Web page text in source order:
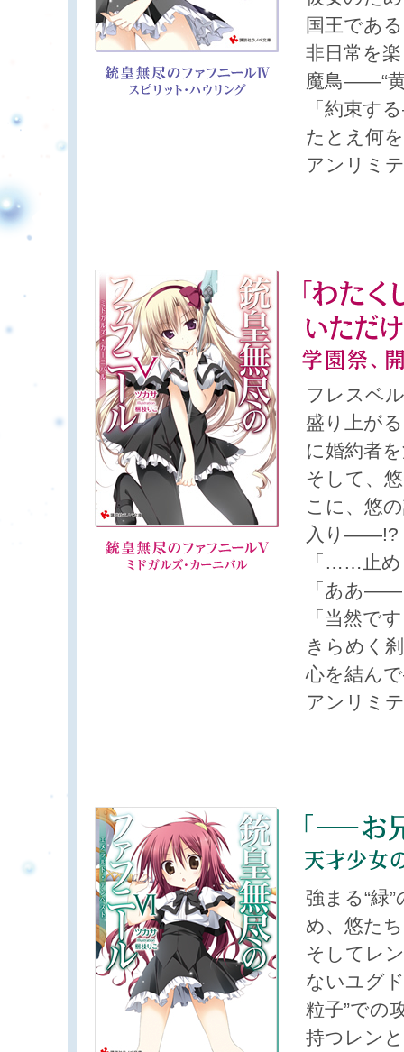
国王であ
非日常を
魔鳥――“
「約束す
たとえ何
アンリミ
フレスベ
盛り上が
に婚約者
そして、
こに、悠
入り――!?
「……止め
「ああ――
「当然で
きらめく
心を結ん
アンリミ
強まる“緑
め、悠た
そしてレ
ないユグ
粒子”での
持つレン